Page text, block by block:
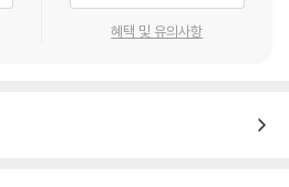
혜택 및 유의사항